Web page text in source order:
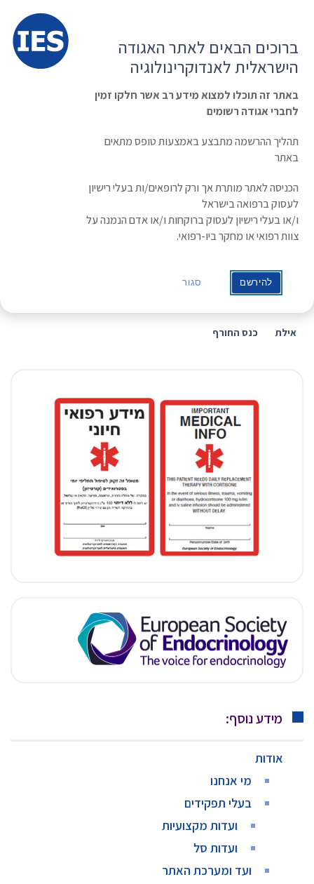
הרשמה ועדכון נתונים
כניסת חברים
ראשי » תעוד מפגש » תכנית והרשמה לכנס הסתיו של האגודה הישראלית
תכנית והרשמה לכנס הסתיו של האגודה
הישראלית לאנדוקרינולוגיה
תאריך: 27/11/2014 - 29/11/2014
במלון “ישרוטל הנסיכה” באילת.
לתכנית המדעית
אילת כנס החורף
מידע נוסף:
אודות
מי אנחנו
בעלי תפקידים
ועדות מקצועיות
ועדות סל
ועד ומערכת האתר
ברוכים הבאים לאתר האגודה
הישראלית לאנדוקרינולוגיה
באתר זה תוכלו למצוא מידע רב אשר חלקו זמין
לחברי אגודה רשומים
תהליך ההרשמה מתבצע באמצעות טופס מתאים
באתר
הכניסה לאתר מותרת אך ורק לרופאים/ות בעלי רישיון
לעסוק ברפואה בישראל
ו/או בעלי רישיון לעסוק ברוקחות ו/או אדם הנמנה על
צוות רפואי או מחקר ביו-רפואי.
להירשם סגור